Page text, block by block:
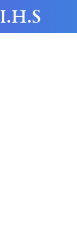
I.H.S